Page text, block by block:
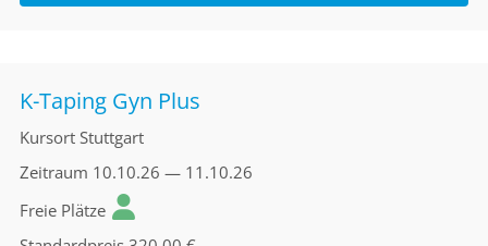
K-Taping Gyn Plus
Kursort Stuttgart
Zeitraum 10.10.26 — 11.10.26
Freie Plätze